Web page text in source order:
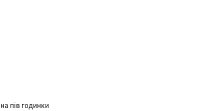
пів годинки